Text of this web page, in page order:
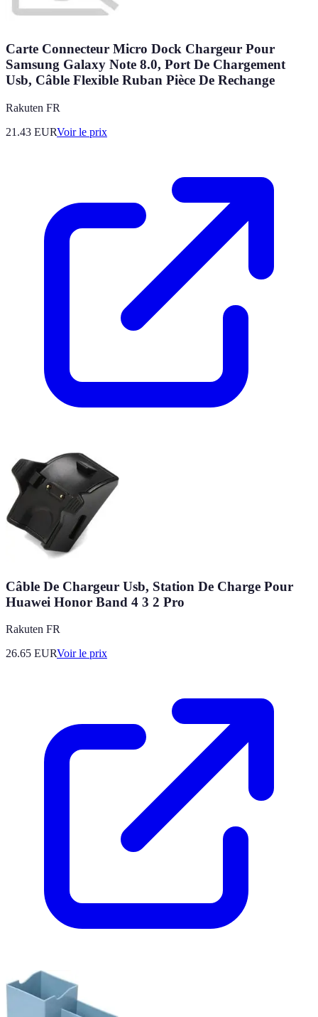
Carte Connecteur Micro Dock Chargeur Pour
Samsung Galaxy Note 8.0, Port De Chargement
Usb, Câble Flexible Ruban Pièce De Rechange
Rakuten FR
21.43 EURVoir le prix
Câble De Chargeur Usb, Station De Charge Pour
Huawei Honor Band 4 3 2 Pro
Rakuten FR
26.65 EURVoir le prix